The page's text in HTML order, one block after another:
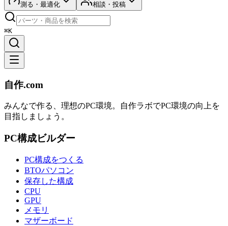
測る・最適化 相談・投稿
⌘K
自作.com
みんなで作る、理想のPC環境。 自作ラボでPC環境の向上を
目指しましょう。
PC構成ビルダー
PC構成をつくる
BTOパソコン
保存した構成
CPU
GPU
メモリ
マザーボード